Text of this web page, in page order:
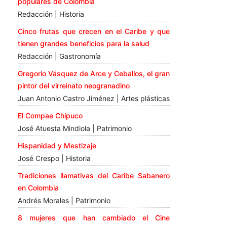
Redacción | Historia
Cinco frutas que crecen en el Caribe y que
tienen grandes beneficios para la salud
Redacción | Gastronomía
Gregorio Vásquez de Arce y Ceballos, el gran
pintor del virreinato neogranadino
Juan Antonio Castro Jiménez | Artes plásticas
El Compae Chipuco
José Atuesta Mindiola | Patrimonio
Hispanidad y Mestizaje
José Crespo | Historia
Tradiciones llamativas del Caribe Sabanero
en Colombia
Andrés Morales | Patrimonio
8 mujeres que han cambiado el Cine